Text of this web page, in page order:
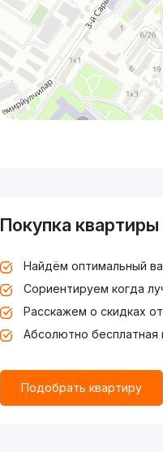
Покупка
Найдём оптимальный
Сориентируем когда
Расскажем о скидках
Абсолютно бесплатная
Подобрать квартиру